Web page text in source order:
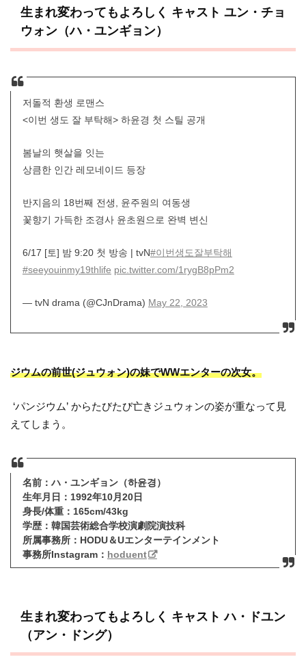
生まれ変わってもよろしく キャスト ユン・チョ
ウォン（ハ・ユンギョン）
저돌적 환생 로맨스
<이번 생도 잘 부탁해> 하윤경 첫 스틸 공개
봄날의 햇살을 잇는
상큼한 인간 레모네이드 등장
반지음의 18번째 전생, 윤주원의 여동생
꽃향기 가득한 조경사 윤초원으로 완벽 변신
6/17 [토] 밤 9:20 첫 방송 | tvN#이번생도잘부탁해
#seeyouinmy19thlife pic.twitter.com/1rygB8pPm2
— tvN drama (@CJnDrama) May 22, 2023
ジウムの前世(ジュウォン)の妹でWWエンターの次女。
‘パンジウム’ からたびたび亡きジュウォンの姿が重なって見
えてしまう。
名前：ハ・ユンギョン（하윤경）
生年月日：1992年10月20日
身長/体重：165cm/43kg
学歴：韓国芸術総合学校演劇院演技科
所属事務所：HODU＆Uエンターテインメント
事務所Instagram： hoduent
生まれ変わってもよろしく キャストハ・ドユン
（アン・ドング）